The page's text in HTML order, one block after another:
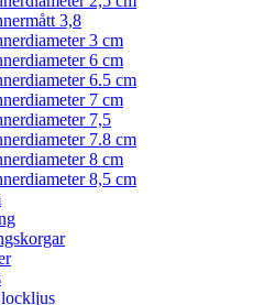
3,8
3 cm
6 cm
6.5 cm
7 cm
7,5
7.8 cm
8 cm
8,5 cm